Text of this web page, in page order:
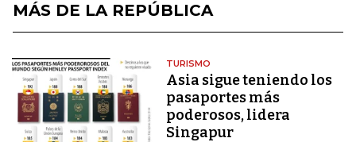
MÁS DE LA REPÚBLICA
TURISMO
Asia sigue teniendo los
pasaportes más
poderosos, lidera
Singapur